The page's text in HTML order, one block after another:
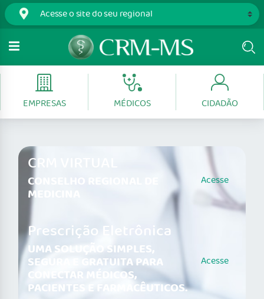
EMPRESAS MÉDICOS CIDADÃO
CRM VIRTUAL
CONSELHO REGIONAL DE
MEDICINA
Acesse
Prescrição Eletrônica
UMA SOLUÇÃO SIMPLES,
SEGURA E GRATUITA PARA
CONECTAR MÉDICOS,
PACIENTES E FARMACÊUTICOS.
Acesse